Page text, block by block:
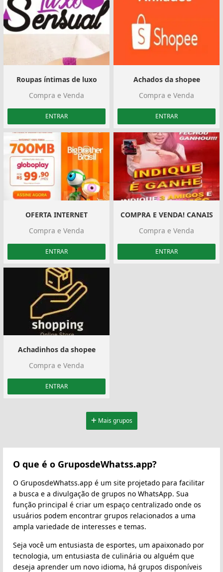
Roupas íntimas de luxo
Compra e Venda
ENTRAR
Achados da shopee
Compra e Venda
ENTRAR
OFERTA INTERNET
Compra e Venda
ENTRAR
COMPRA E VENDA! CANAIS
Compra e Venda
ENTRAR
Achadinhos da shopee
Compra e Venda
ENTRAR
Mais grupos
O que é o GruposdeWhatss.app?
O GruposdeWhatss.app é um site projetado para facilitar
a busca e a divulgação de grupos no WhatsApp. Sua
função principal é criar um espaço centralizado onde os
usuários podem encontrar grupos relacionados a uma
ampla variedade de interesses e temas.
Seja você um entusiasta de esportes, um apaixonado por
tecnologia, um entusiasta de culinária ou alguém que
deseja aprender um novo idioma, há grupos disponíveis